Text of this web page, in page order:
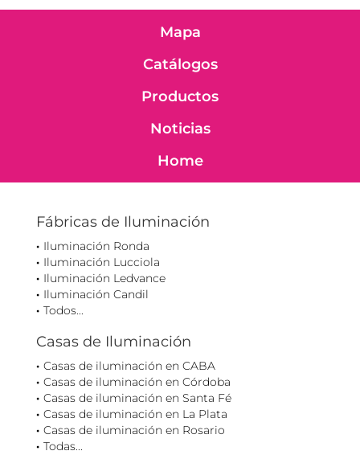
Mapa
Catálogos
Productos
Noticias
Home
Fábricas de Iluminación
Iluminación Ronda
Iluminación Lucciola
Iluminación Ledvance
Iluminación Candil
Todos...
Casas de Iluminación
Casas de iluminación en CABA
Casas de iluminación en Córdoba
Casas de iluminación en Santa Fé
Casas de iluminación en La Plata
Casas de iluminación en Rosario
Todas...